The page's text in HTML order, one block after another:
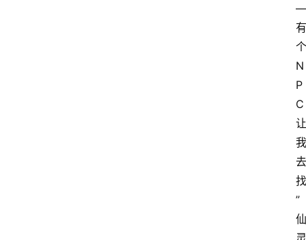
—
有
个
N
P
C
让
我
去
找
”
仙